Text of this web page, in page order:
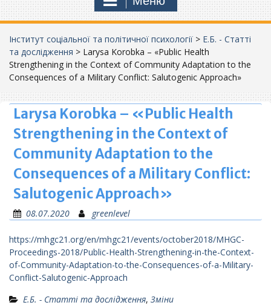
Інститут соціальної та політичної психології > Е.Б. - Статті
та дослідження > Larysa Korobka – «Public Health
Strengthening in the Context of Community Adaptation to the
Consequences of a Military Conflict: Salutogenic Approach»
Larysa Korobka – «Public Health
Strengthening in the Context of
Community Adaptation to the
Consequences of a Military Conflict:
Salutogenic Approach»
08.07.2020 greenlevel
https://mhgc21.org/en/mhgc21/events/october2018/MHGC-
Proceedings-2018/Public-Health-Strengthening-in-the-Context-
of-Community-Adaptation-to-the-Consequences-of-a-Military-
Conflict-Salutogenic-Approach
Е.Б. - Статті та дослідження, Зміни